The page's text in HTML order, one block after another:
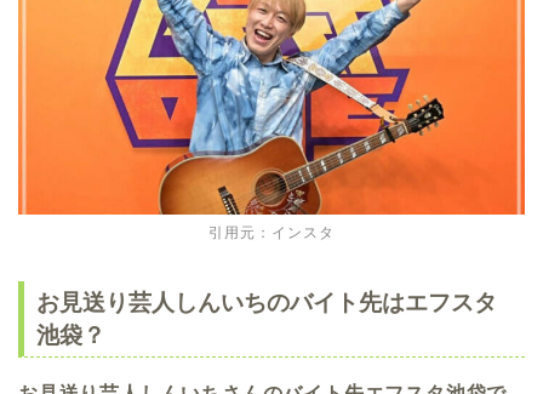
引用元：インスタ
お見送り芸人しんいちのバイト先はエフスタ
池袋？